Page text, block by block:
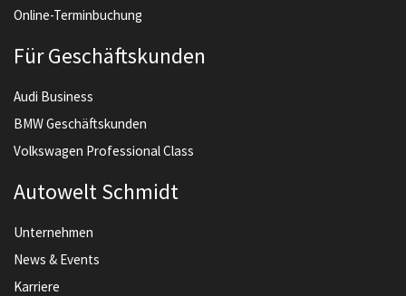
Online-Terminbuchung
Für Geschäftskunden
Audi Business
BMW Geschäftskunden
Volkswagen Professional Class
Autowelt Schmidt
Unternehmen
News & Events
Karriere